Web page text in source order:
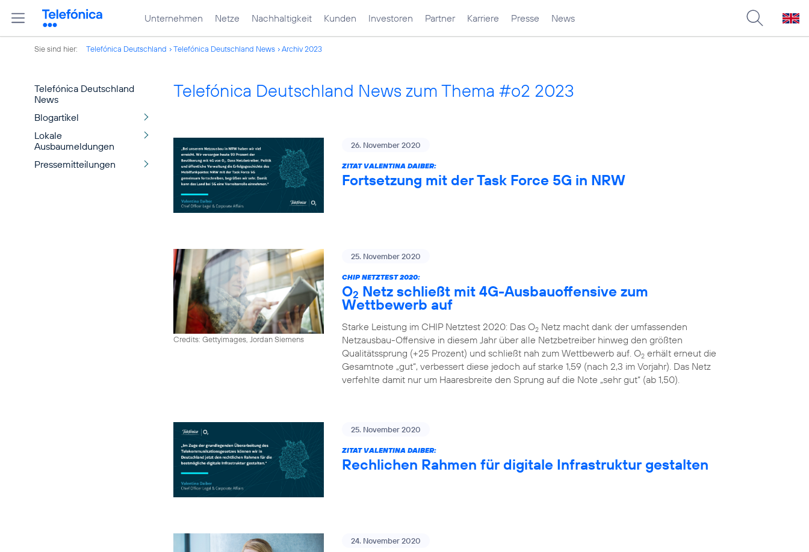
Unternehmen Netze Nachhaltigkeit Kunden Investoren Partner Karriere Presse News
Sie sind hier: Telefónica Deutschland Telefónica Deutschland News Archiv 2023
Telefónica Deutschland
News
Blogartikel
Lokale
Ausbaumeldungen
Pressemitteilungen
Telefónica Deutschland News zum Thema #o2 2023
26. November 2020
ZITAT VALENTINA DAIBER:
Fortsetzung mit der Task Force 5G in NRW
Credits: Gettyimages, Jordan Siemens
25. November 2020
CHIP NETZTEST 2020:
O2 Netz schließt mit 4G-Ausbauoffensive zum
Wettbewerb auf
Starke Leistung im CHIP Netztest 2020: Das O2 Netz macht dank der umfassenden
Netzausbau-Offensive in diesem Jahr über alle Netzbetreiber hinweg den größten
Qualitätssprung (+25 Prozent) und schließt nah zum Wettbewerb auf. O2 erhält erneut die
Gesamtnote „gut“, verbessert diese jedoch auf starke 1,59 (nach 2,3 im Vorjahr). Das Netz
verfehlte damit nur um Haaresbreite den Sprung auf die Note „sehr gut“ (ab 1,50).
25. November 2020
ZITAT VALENTINA DAIBER:
Rechlichen Rahmen für digitale Infrastruktur gestalten
24. November 2020